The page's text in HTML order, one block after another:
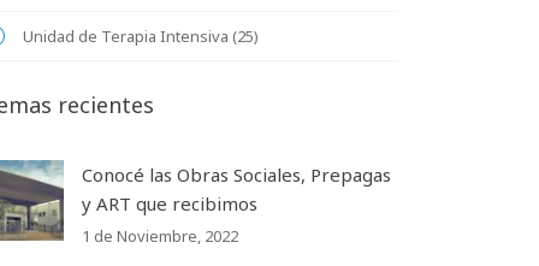
Unidad de Terapia Intensiva (25)
recientes
Conocé las Obras Sociales, Prepagas
y ART que recibimos
1 de Noviembre, 2022